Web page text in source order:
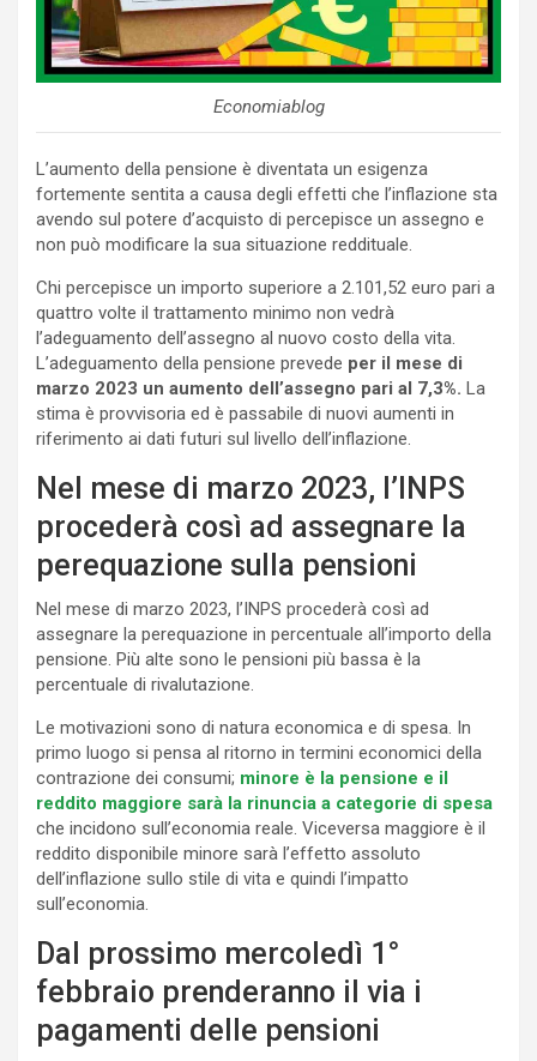
Economiablog
L’aumento della pensione è diventata un esigenza
fortemente sentita a causa degli effetti che l’inflazione sta
avendo sul potere d’acquisto di percepisce un assegno e
non può modificare la sua situazione reddituale.
Chi percepisce un importo superiore a 2.101,52 euro pari a
quattro volte il trattamento minimo non vedrà
l’adeguamento dell’assegno al nuovo costo della vita.
L’adeguamento della pensione prevede per il mese di
marzo 2023 un aumento dell’assegno pari al 7,3%. La
stima è provvisoria ed è passabile di nuovi aumenti in
riferimento ai dati futuri sul livello dell’inflazione.
Nel mese di marzo 2023, l’INPS
procederà così ad assegnare la
perequazione sulla pensioni
Nel mese di marzo 2023, l’INPS procederà così ad
assegnare la perequazione in percentuale all’importo della
pensione. Più alte sono le pensioni più bassa è la
percentuale di rivalutazione.
Le motivazioni sono di natura economica e di spesa. In
primo luogo si pensa al ritorno in termini economici della
contrazione dei consumi; minore è la pensione e il
reddito maggiore sarà la rinuncia a categorie di spesa
che incidono sull’economia reale. Viceversa maggiore è il
reddito disponibile minore sarà l’effetto assoluto
dell’inflazione sullo stile di vita e quindi l’impatto
sull’economia.
Dal prossimo mercoledì 1°
febbraio prenderanno il via i
pagamenti delle pensioni